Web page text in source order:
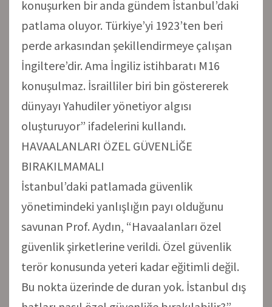
konuşurken bir anda gündem İstanbul’daki
patlama oluyor. Türkiye’yi 1923’ten beri
perde arkasından şekillendirmeye çalışan
İngiltere’dir. Ama İngiliz istihbaratı M16
konuşulmaz. İsrailliler biri bin göstererek
dünyayı Yahudiler yönetiyor algısı
oluşturuyor” ifadelerini kullandı.
HAVAALANLARI ÖZEL GÜVENLİĞE
BIRAKILMAMALI
İstanbul’daki patlamada güvenlik
yönetimindeki yanlışlığın payı olduğunu
savunan Prof. Aydın, “Havaalanları özel
güvenlik şirketlerine verildi. Özel güvenlik
terör konusunda yeteri kadar eğitimli değil.
Bu nokta üzerinde de duran yok. İstanbul dış